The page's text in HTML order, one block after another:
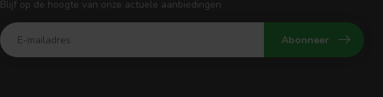
Blijf op de hoogte van onze actuele aanbiedingen
Abonneer